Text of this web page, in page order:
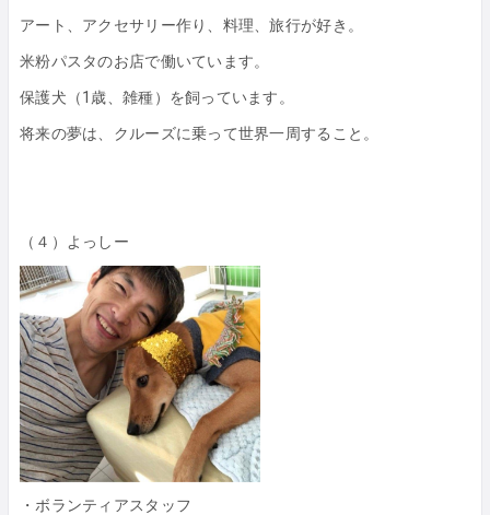
アート、アクセサリー作り、料理、旅行が好き。
米粉パスタのお店で働いています。
保護犬（1歳、雑種）を飼っています。
将来の夢は、クルーズに乗って世界一周すること。
（４）よっしー
・ボランティアスタッフ